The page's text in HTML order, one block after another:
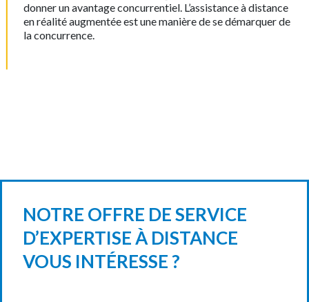
donner un avantage concurrentiel. L’assistance à distance
en réalité augmentée est une manière de se démarquer de
la concurrence.
NOTRE OFFRE DE SERVICE
D’EXPERTISE À DISTANCE
VOUS INTÉRESSE ?